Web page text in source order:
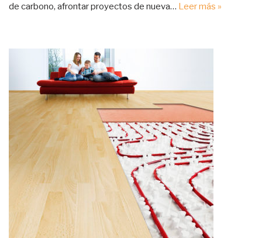
de carbono, afrontar proyectos de nueva… Leer más »